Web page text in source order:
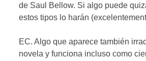
de Saul Bellow. Si algo puede
estos tipos lo harán
EC. Algo que aparece también
novela y funciona incluso como